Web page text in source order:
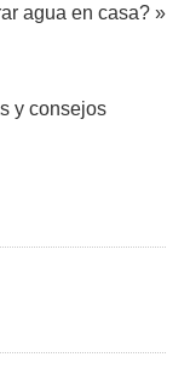
agua en casa? »
y consejos